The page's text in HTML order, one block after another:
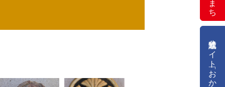
公式通販サイト「おかふる」